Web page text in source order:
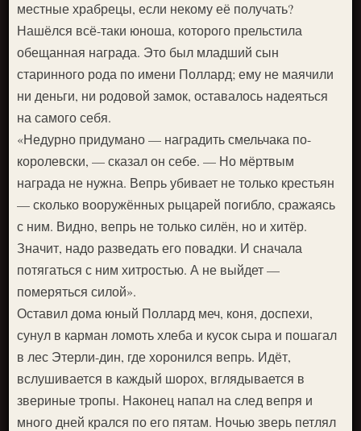
местные храбрецы, если некому её получать?
Нашёлся всё-таки юноша, которого прельстила
обещанная награда. Это был младший сын
старинного рода по имени Поллард; ему не маячили
ни деньги, ни родовой замок, оставалось надеяться
на самого себя.
«Недурно придумано — наградить смельчака по-
королевски, — сказал он себе. — Но мёртвым
награда не нужна. Вепрь убивает не только крестьян
— сколько вооружённых рыцарей погибло, сражаясь
с ним. Видно, вепрь не только силён, но и хитёр.
Значит, надо разведать его повадки. И сначала
потягаться с ним хитростью. А не выйдет —
померяться силой».
Оставил дома юный Поллард меч, коня, доспехи,
сунул в карман ломоть хлеба и кусок сыра и пошагал
в лес Этерли-дин, где хоронился вепрь. Идёт,
вслушивается в каждый шорох, вглядывается в
звериные тропы. Наконец напал на след вепря и
много дней крался по его пятам. Ночью зверь петлял